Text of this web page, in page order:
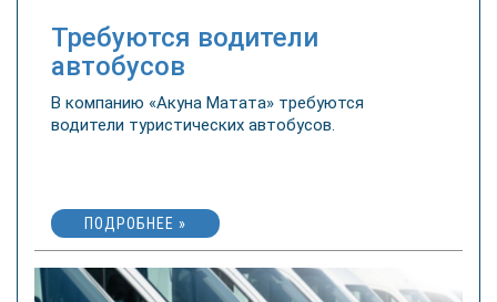
Требуются водители
автобусов
В компанию «Акуна Матата» требуются
водители туристических автобусов.
ПОДРОБНЕЕ »